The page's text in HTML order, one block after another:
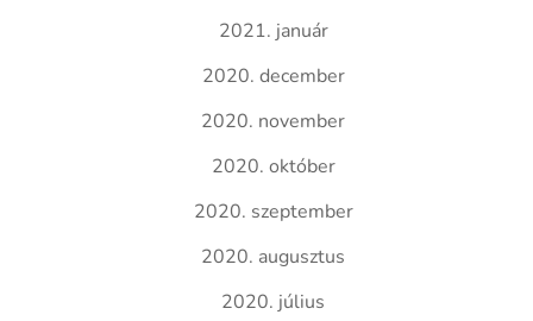
2021. január
2020. december
2020. november
2020. október
2020. szeptember
2020. augusztus
2020. július